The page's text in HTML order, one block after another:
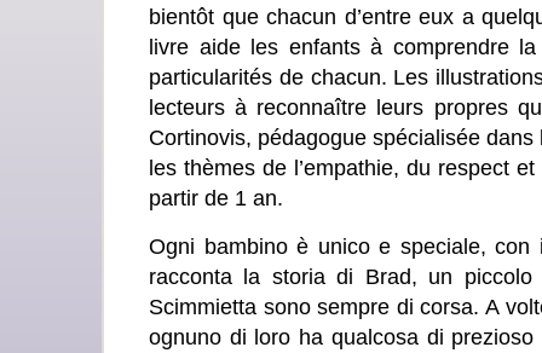
bientôt que chacun d’entre eux a
livre aide les enfants à comprendre
particularités de chacun. Les
lecteurs à reconnaître leurs propres
Cortinovis, pédagogue spécialisée
les thèmes de l’empathie, du respect
partir de 1 an.
Ogni bambino è unico e speciale,
racconta la storia di Brad, un
Scimmietta sono sempre di corsa. A
ognuno di loro ha qualcosa di